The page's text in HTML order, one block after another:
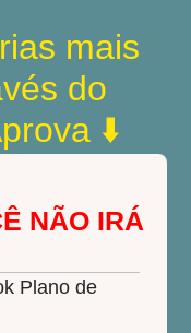
mais
do
⬇️
NÃO IRÁ
Plano de